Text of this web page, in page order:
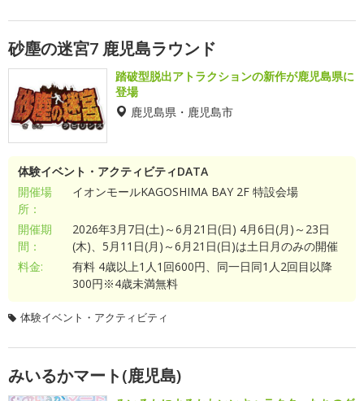
砂塵の迷宮7 鹿児島ラウンド
踏破型脱出アトラクションの新作が鹿児島県に
登場
鹿児島県・鹿児島市
体験イベント・アクティビティDATA
開催場
所：
イオンモールKAGOSHIMA BAY 2F 特設会場
開催期
間：
2026年3月7日(土)～6月21日(日) 4月6日(月)～23日
(木)、5月11日(月)～6月21日(日)は土日月のみの開催
料金:
有料 4歳以上1人1回600円、同一日同1人2回目以降
300円※4歳未満無料
体験イベント・アクティビティ
みいるかマート(鹿児島)